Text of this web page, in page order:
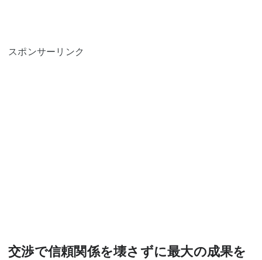
スポンサーリンク
交渉で信頼関係を壊さずに最大の成果を